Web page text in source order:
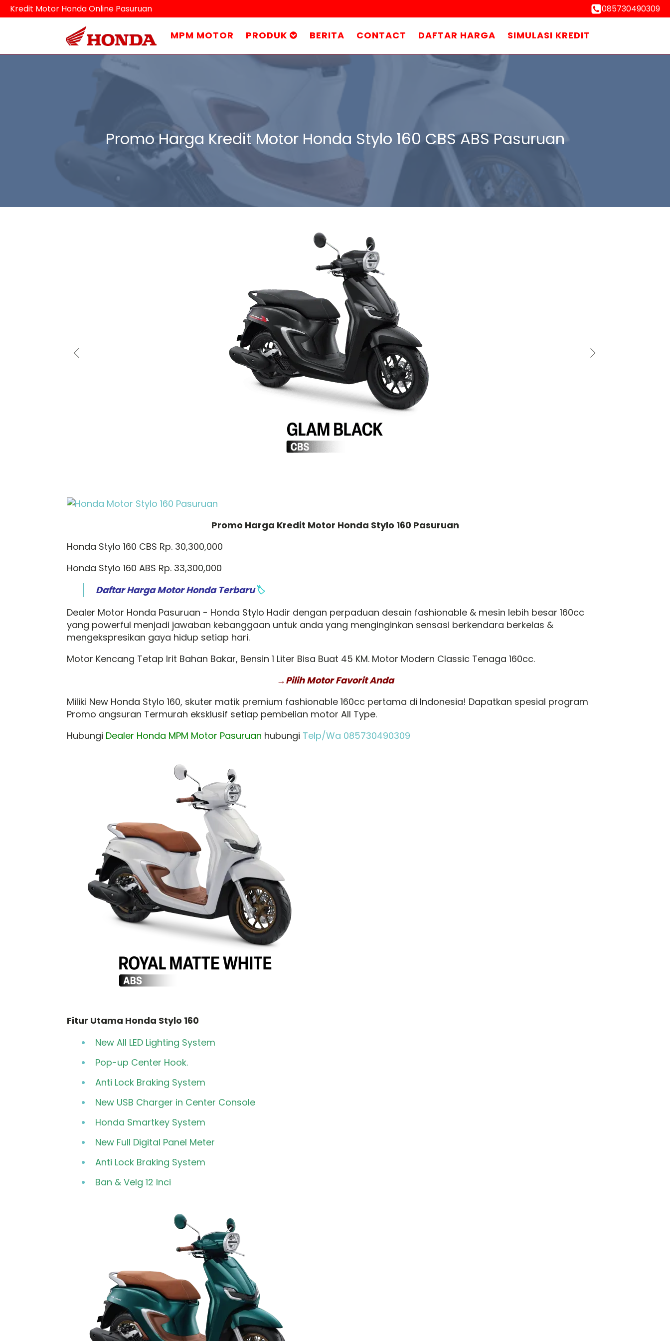
Kredit Motor Honda Online Pasuruan 085730490309
MPM MOTOR PRODUK BERITA CONTACT DAFTAR HARGA SIMULASI KREDIT
Promo Harga Kredit Motor Honda Stylo 160 CBS ABS Pasuruan
Promo Harga Kredit Motor Honda Stylo 160 Pasuruan
Honda Stylo 160 CBS Rp. 30,300,000
Honda Stylo 160 ABS Rp. 33,300,000
Daftar Harga Motor Honda Terbaru🏷️
Dealer Motor Honda Pasuruan - Honda Stylo Hadir dengan perpaduan desain fashionable & mesin lebih besar 160cc
yang powerful menjadi jawaban kebanggaan untuk anda yang menginginkan sensasi berkendara berkelas &
mengekspresikan gaya hidup setiap hari.
Motor Kencang Tetap Irit Bahan Bakar, Bensin 1 Liter Bisa Buat 45 KM. Motor Modern Classic Tenaga 160cc.
→Pilih Motor Favorit Anda
Miliki New Honda Stylo 160, skuter matik premium fashionable 160cc pertama di Indonesia! Dapatkan spesial program
Promo angsuran Termurah eksklusif setiap pembelian motor All Type.
Hubungi Dealer Honda MPM Motor Pasuruan hubungi Telp/Wa 085730490309
Fitur Utama Honda Stylo 160
New All LED Lighting System
Pop-up Center Hook.
Anti Lock Braking System
New USB Charger in Center Console
Honda Smartkey System
New Full Digital Panel Meter
Anti Lock Braking System
Ban & Velg 12 Inci